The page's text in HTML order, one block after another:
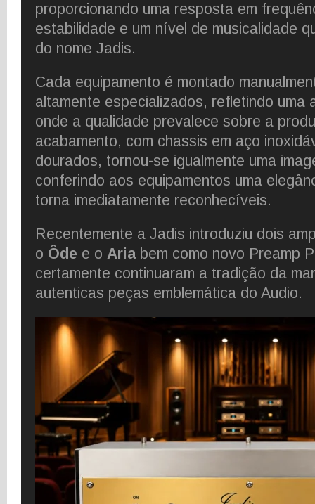
proporcionando uma resposta em
estabilidade e um nível de musicalidade
do nome Jadis.
Cada equipamento é montado
altamente especializados, refletindo uma
onde a qualidade prevalece sobre a
acabamento, com chassis em aço
dourados, tornou-se igualmente uma
conferindo aos equipamentos uma
torna imediatamente reconhecíveis.
Recentemente a Jadis introduziu dois
o Ôde e o Ariabem como novo Preamp
certamente continuaram a tradição da
autenticas peças emblemática do Audio.